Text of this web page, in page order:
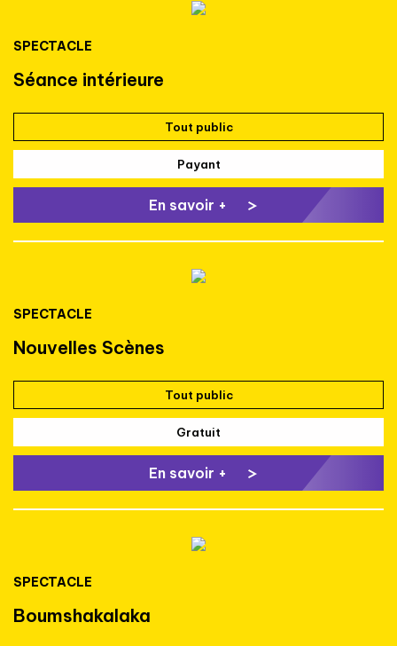
SPECTACLE
Séance intérieure
Tout public
Payant
En savoir +
SPECTACLE
Nouvelles Scènes
Tout public
Gratuit
En savoir +
SPECTACLE
Boumshakalaka